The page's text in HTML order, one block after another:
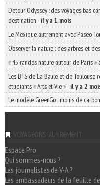
Detour Odyssey : des voyages bas
destination -il y a 1 mois
Le Mexique autrement avec Paseo
Observer la nature : des arbres et
« 45 randos nature autour de Paris »
Les BTS de La Baule et de
étudiants « Arts et Vie »-il y a 2
Le modèle GreenGo : moins de
VOYAGEONS-AUTREMENT
Espace Pro
Qui sommes-nous ?
Les journalistes de V-A ?
Les ambassadeurs de la feuille